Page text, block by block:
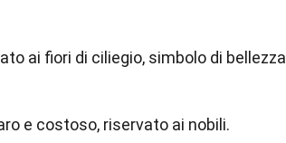
ai fiori di ciliegio, simbolo di bellezza
e costoso, riservato ai nobili.